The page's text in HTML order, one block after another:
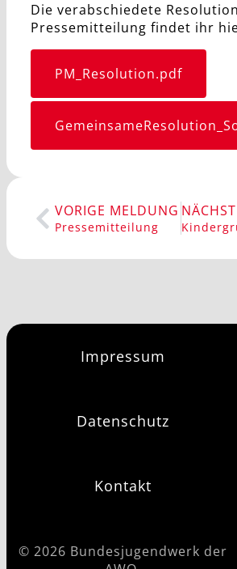
Die verabschiedete
Pressemitteilung findet ihr
PM_Resolution.pdf
VORIGE MELDUNG
Pressemitteilung
Impressum
Datenschutz
Kontakt
© 2026 Bundesjugendwerk der